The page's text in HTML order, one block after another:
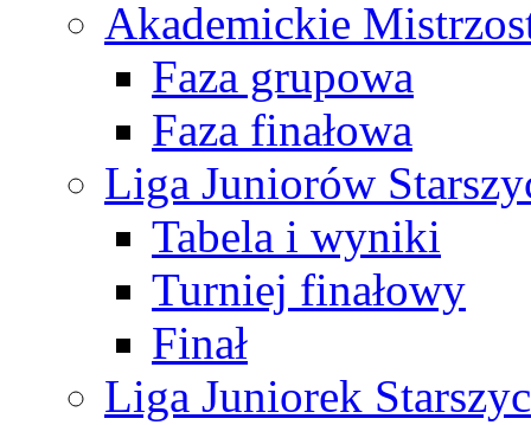
Akademickie
Faza grupowa
Faza finałowa
Liga Juniorów
Tabela i wyniki
Turniej finałowy
Finał
Liga Juniorek